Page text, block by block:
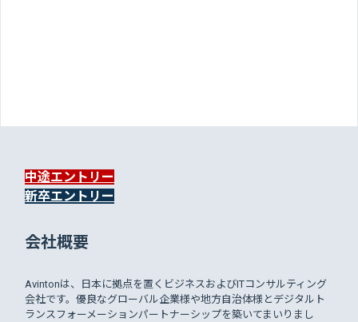
中途エントリー
新卒エントリー
会社概要
Avintonは、日本に拠点を置くビジネスおよびITコンサルティング
会社です。優良なグローバル企業様や地方自治体様とデジタルト
ランスフォーメーションパートナーシップを築いてまいりまし